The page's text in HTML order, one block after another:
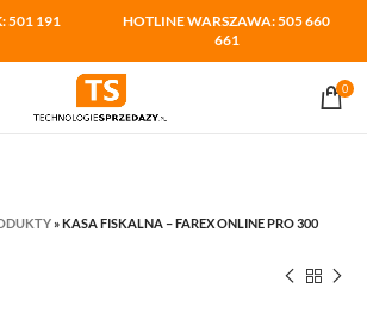
501 191
HOTLINE WARSZAWA: 505 660
661
0
»KASA FISKALNA – FAREX ONLINE PRO 300